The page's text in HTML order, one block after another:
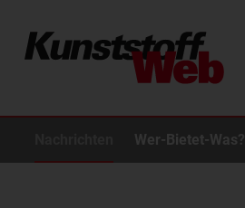
Wer-Bietet-Was?